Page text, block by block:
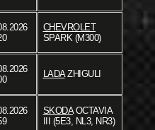
CHEVROLET
SPARK (M300)
LADAZHIGULI
SKODAOCTAVIA
III (5E3, NL3, NR3)